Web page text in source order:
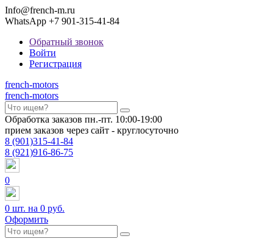
Info@french-m.ru
WhatsApp +7 901-315-41-84
Обратный звонок
Войти
Регистрация
french-motors
french-motors
Обработка заказов пн.-пт. 10:00-19:00
прием заказов через сайт - круглосуточно
8 (901)315-41-84
8 (921)916-86-75
0
0 шт. на 0 руб.
Оформить